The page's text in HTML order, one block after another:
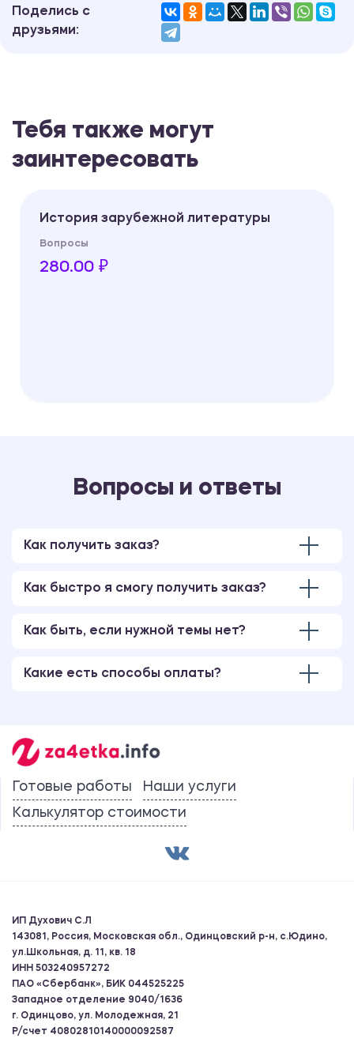
Поделись с
друзьями:
Тебя также могут
заинтересовать
История зарубежной литературы
Вопросы
280.00 ₽
Вопросы и ответы
Как получить заказ?
Как быстро я смогу получить заказ?
Как быть, если нужной темы нет?
Какие есть способы оплаты?
Готовые работы
Наши услуги
Калькулятор стоимости
ИП Духович С.Л
143081, Россия, Московская обл., Одинцовский р-н, с.Юдино,
ул.Школьная, д. 11, кв. 18
ИНН 503240957272
ПАО «Сбербанк», БИК 044525225
Западное отделение 9040/1636
г. Одинцово, ул. Молодежная, 21
Р/счет 40802810140000092587